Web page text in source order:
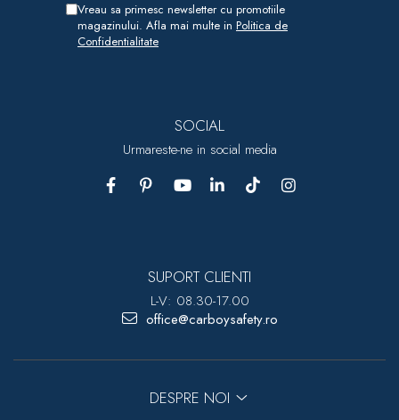
Vreau sa primesc newsletter cu promotiile
magazinului. Afla mai multe in Politica de
Confidentialitate
SOCIAL
Urmareste-ne in social media
SUPORT CLIENTI
L-V: 08.30-17.00
office@carboysafety.ro
DESPRE NOI